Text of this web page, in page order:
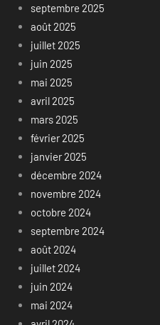
septembre 2025
août 2025
juillet 2025
juin 2025
mai 2025
avril 2025
mars 2025
février 2025
janvier 2025
décembre 2024
novembre 2024
octobre 2024
septembre 2024
août 2024
juillet 2024
juin 2024
mai 2024